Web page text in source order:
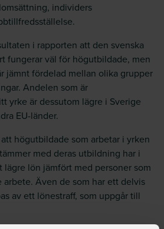
individers
i rapporten att den svenska
fungerar väl för högutbildade, men
jämnt fördelad mellan olika grupper
Andelen som är
yrke är dessutom lägre i Sverige
EU-länder.
högutbildade som arbetar i yrken
med deras utbildning har i
lön jämfört med personer som
Även de som har ett delvis
av ett lönestraff, som uppgår till